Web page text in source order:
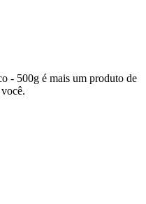
- 500g é mais um produto de